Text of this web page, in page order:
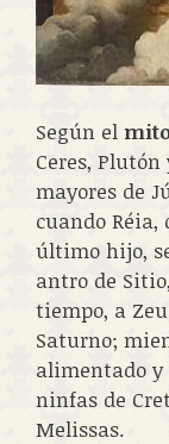
Según el
Ceres,
mayores de
cuando
último hijo,
antro de
tiempo, a
Saturno;
alimentado y
ninfas de
Melissas.